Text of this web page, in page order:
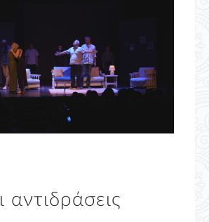
Οι αντιδράσεις